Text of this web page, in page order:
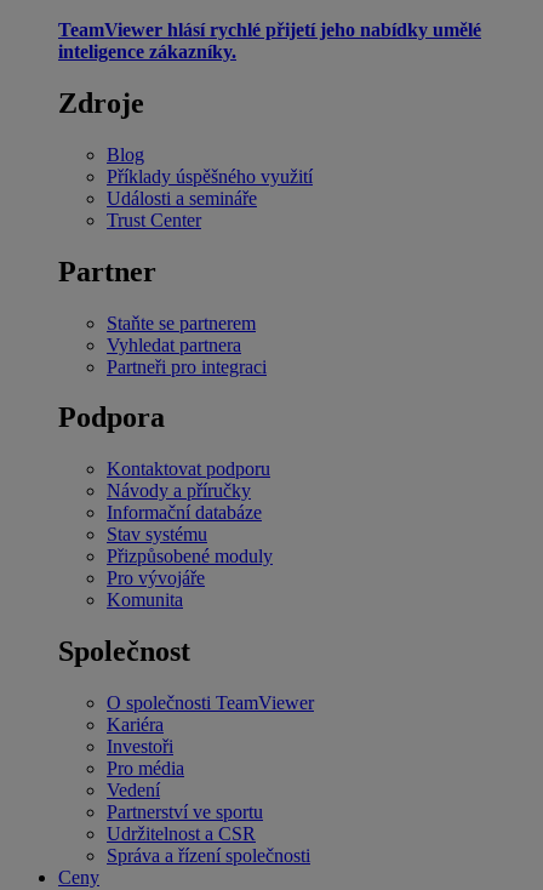
TeamViewer hlásí rychlé přijetí jeho nabídky umělé
inteligence zákazníky.
Zdroje
Blog
Příklady úspěšného využití
Události a semináře
Trust Center
Partner
Staňte se partnerem
Vyhledat partnera
Partneři pro integraci
Podpora
Kontaktovat podporu
Návody a příručky
Informační databáze
Stav systému
Přizpůsobené moduly
Pro vývojáře
Komunita
Společnost
O společnosti TeamViewer
Kariéra
Investoři
Pro média
Vedení
Partnerství ve sportu
Udržitelnost a CSR
Správa a řízení společnosti
Ceny